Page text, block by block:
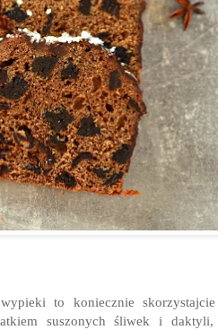
to koniecznie
suszonych śliwek i